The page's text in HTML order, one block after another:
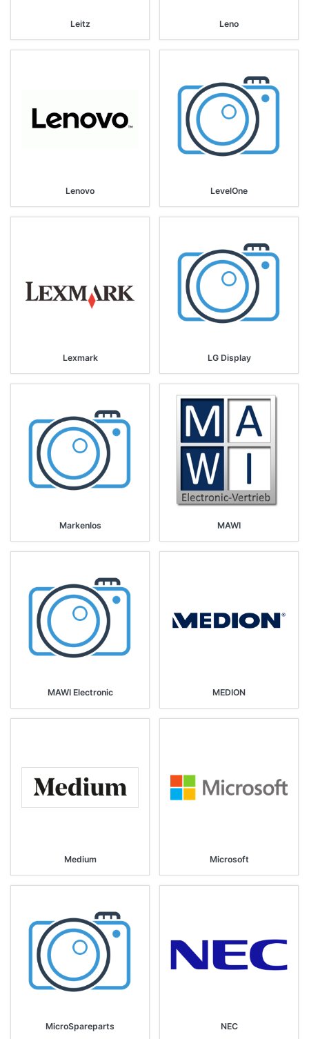
Leitz Leno
Lenovo LevelOne
Lexmark LG Display
Markenlos MAWI
MAWI Electronic MEDION
Medium Microsoft
MicroSpareparts NEC